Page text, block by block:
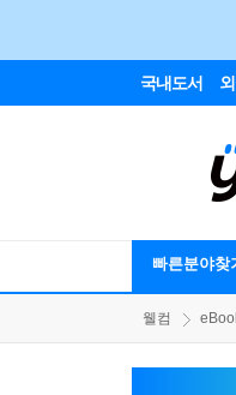
국내도서
빠른분야찾
웰컴